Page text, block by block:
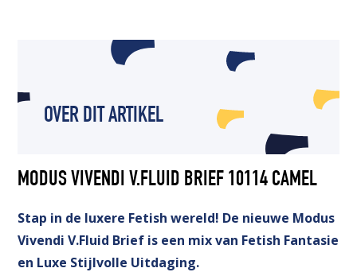
OVER DIT ARTIKEL
MODUS VIVENDI V.FLUID BRIEF 10114 CAMEL
Stap in de luxere Fetish wereld! De nieuwe Modus
Vivendi V.Fluid Brief is een mix van Fetish Fantasie
en Luxe Stijlvolle Uitdaging.